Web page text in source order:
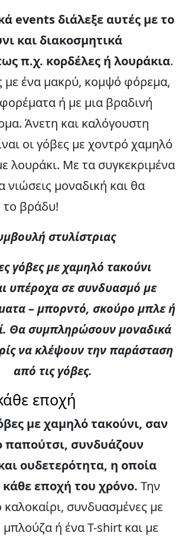
events διάλεξε αυτές με το
και διακοσμητικά
π.χ. κορδέλες ή λουράκια.
με ένα μακρύ, κομψό φόρεμα,
ή με μια βραδινή
Άνετη και καλόγουστη
οι γόβες με χοντρό χαμηλό
λουράκι. Με τα συγκεκριμένα
νιώσεις μοναδική και θα
το βράδυ!
στυλίστριας
γόβες με χαμηλό τακούνι
υπέροχα σε συνδυασμό με
– μπορντό, σκούρο μπλε ή
Θα συμπληρώσουν μοναδικά
να κλέψουν την παράσταση
από τις γόβες.
εποχή
με χαμηλό τακούνι, σαν
παπούτσι, συνδυάζουν
ουδετερότητα, η οποία
κάθε εποχή του χρόνο. Την
καλοκαίρι, συνδυασμένες με
ή ένα T-shirt και με